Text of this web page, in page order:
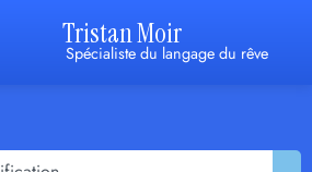
Tristan Moir
Spécialiste du langage du rêve